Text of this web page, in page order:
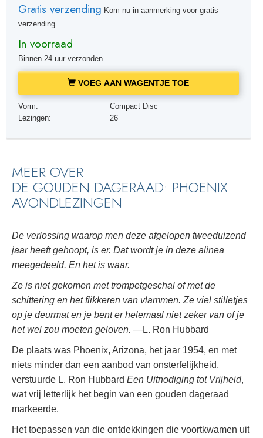
Gratis verzending Kom nu in aanmerking voor gratis
verzending.
In voorraad
Binnen 24 uur verzonden
VOEG AAN WAGENTJE TOE
Vorm:
Compact Disc
Lezingen:
26
MEER OVER
DE GOUDEN DAGERAAD: PHOENIX
AVONDLEZINGEN
De verlossing waarop men deze afgelopen tweeduizend
jaar heeft gehoopt, is er. Dat wordt je in deze alinea
meegedeeld. En het is waar.
Ze is niet gekomen met trompetgeschal of met de
schittering en het flikkeren van vlammen. Ze viel stilletjes
op je deurmat en je bent er helemaal niet zeker van of je
het wel zou moeten geloven. —L. Ron Hubbard
De plaats was Phoenix, Arizona, het jaar 1954, en met
niets minder dan een aanbod van onsterfelijkheid,
verstuurde L. Ron Hubbard Een Uitnodiging tot Vrijheid,
wat vrij letterlijk het begin van een gouden dageraad
markeerde.
Het toepassen van die ontdekkingen die voortkwamen uit